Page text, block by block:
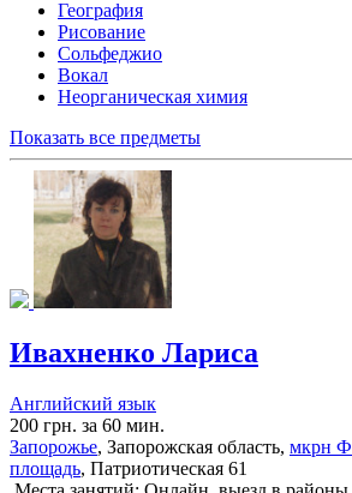
География
Рисование
Сольфеджио
Вокал
Неорганическая химия
Показать все предметы
Ивахненко Лариса
Английский язык
200 грн. за 60 мин.
Запорожье, Запорожская область, мкрн
площадь, Патриотическая 61